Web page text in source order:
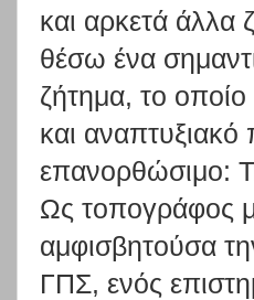
και αρκετά άλλα
θέσω ένα
ζήτημα, το οποίο
και
επανορθώσιμο:
Ως τοπογράφος
αμφισβητούσα
ΓΠΣ, ενός